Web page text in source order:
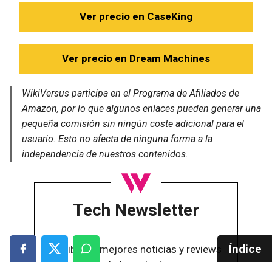
Ver precio en CaseKing
Ver precio en Dream Machines
WikiVersus participa en el Programa de Afiliados de
Amazon, por lo que algunos enlaces pueden generar una
pequeña comisión sin ningún coste adicional para el
usuario. Esto no afecta de ninguna forma a la
independencia de nuestros contenidos.
Tech Newsletter
Recibe las mejores noticias y reviews
Índice